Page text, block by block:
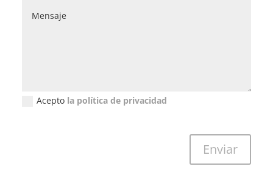
Política de privacidad (GDPR)
Acepto la política de privacidad
Enviar